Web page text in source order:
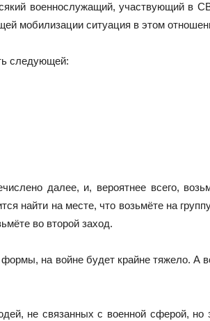
военнослужащий, участвующий в
мобилизации ситуация в этом
следующей:
далее, и, вероятнее всего,
найти на месте, что возьмёте на
во второй заход.
на войне будет крайне тяжело. А
не связанных с военной сферой,